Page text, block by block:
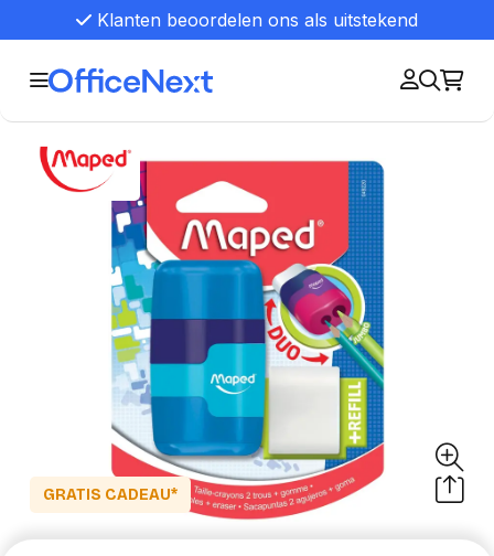
Klanten beoordelen ons als uitstekend
GRATIS CADEAU*